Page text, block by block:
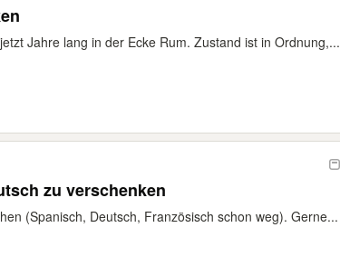
Jahre lang in der Ecke Rum. Zustand ist in Ordnung,...
zu verschenken
(Spanisch, Deutsch, Französisch schon weg). Gerne...